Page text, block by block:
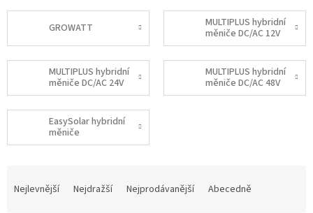
GROWATT
MULTIPLUS hybridní
měniče DC/AC 12V
MULTIPLUS hybridní
měniče DC/AC 24V
MULTIPLUS hybridní
měniče DC/AC 48V
EasySolar hybridní
měniče
Nejlevnější Nejdražší Nejprodávanější Abecedně